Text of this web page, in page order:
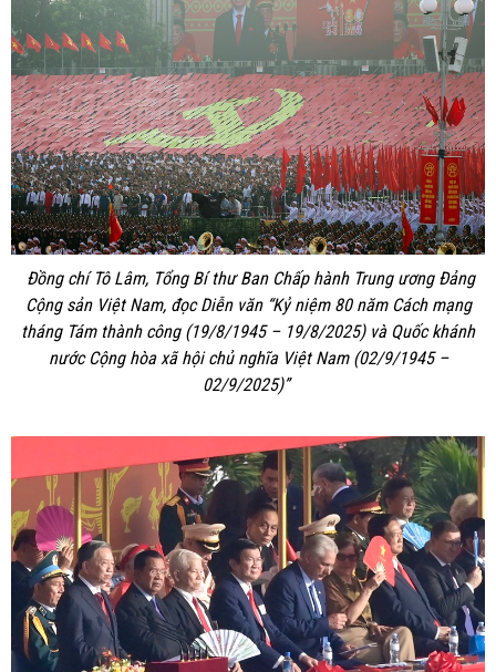
Đồng chí Tô Lâm, Tổng Bí thư Ban Chấp hành Trung ương Đảng
Cộng sản Việt Nam, đọc Diễn văn “Kỷ niệm 80 năm Cách mạng
tháng Tám thành công (19/8/1945 – 19/8/2025) và Quốc khánh
nước Cộng hòa xã hội chủ nghĩa Việt Nam (02/9/1945 –
02/9/2025)”